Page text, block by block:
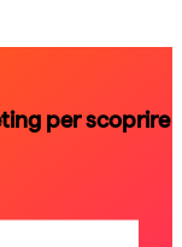
per scoprire